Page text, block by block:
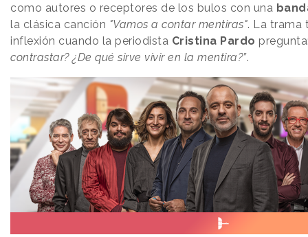
como autores o receptores de los bulos con una
la clásica canción "Vamos a contar mentiras". La trama
inflexión cuando la periodista Cristina Pardo
contrastar? ¿De qué sirve vivir en la mentira?”.